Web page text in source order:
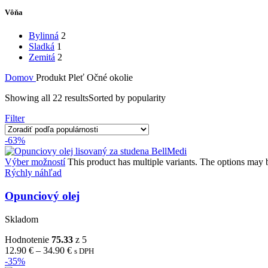
Vôňa
Bylinná 2
Sladká 1
Zemitá 2
Domov Produkt Pleť Očné okolie
Showing all 22 resultsSorted by popularity
Filter
-63%
Výber možností This product has multiple variants. The options may
Rýchly náhľad
Opunciový olej
Skladom
Hodnotenie 75.33 z 5
12.90 € – 34.90 € s DPH
-35%